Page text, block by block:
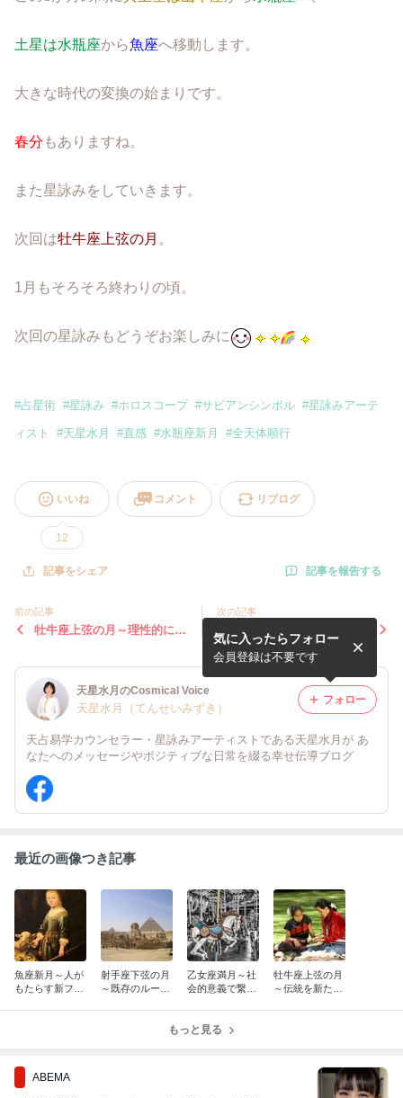
土星は水瓶座から魚座へ移動します。
大きな時代の変換の始まりです。
春分 もありますね。
また星詠みをしていきます。
次回は牡牛座上弦の月 。
1月もそろそろ終わりの頃。
次回の星詠みもどうぞお楽しみに
#占星術 #星詠み #ホロスコープ #サビアンシンボル #星詠みアーテ
ィスト #天星水月 #直感 #水瓶座新月 #全天体順行
いいね
12
コメント リブログ
記事をシェア 記事を報告する
前の記事
牡牛座上弦の月～理性的に豊
次の記事
天秤座下弦の月～人間関係の
浄化から新たなる自己実現へ
天星水月のCosmical Voice
天星水月（てんせいみずき）
天占易学カウンセラー・星詠みアーティストである天星水月が あ
なたへのメッセージやポジティブな日常を綴る幸せ伝導ブログ
気に入ったらフォロー
会員登録は不要です
フォロー
最近の画像つき記事
魚座新月～人が
もたらす新フェ
射手座下弦の月
～既存のルール
乙女座満月～社
会的意義で繋が
牡牛座上弦の月
～伝統を新たな
もっと見る
ABEMA